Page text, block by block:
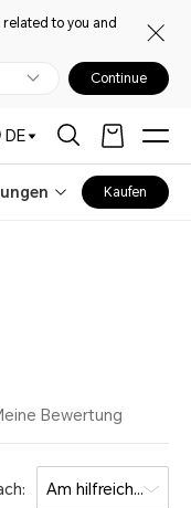
to you and
Continue
DE
Kaufen
Bewertung
Am hilfreichsten